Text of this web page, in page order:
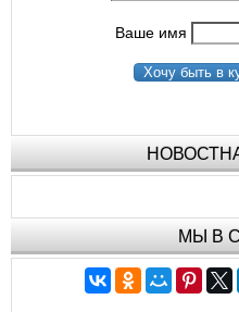
Ваше имя
Хочу быть в
МЫ В